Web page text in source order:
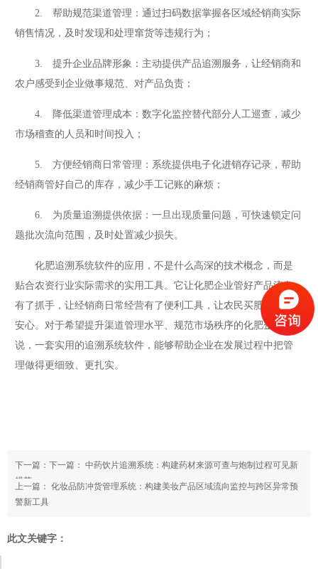
2. 帮助规范渠道管理：通过扫码数据掌握各区域经销商实际
销售情况，及时发现和处理窜货等违规行为；
3. 提升企业品牌形象：主动提供产品追溯服务，让经销商和
农户感受到企业做事规范、对产品负责；
4. 降低渠道管理成本：数字化监控替代部分人工巡查，减少
市场稽查的人员和时间投入；
5. 方便经销商日常管理：系统提供电子化进销存记录，帮助
经销商管好自己的库存，减少手工记账的麻烦；
6. 为质量追溯提供依据：一旦出现质量问题，可快速锁定问
题批次流向范围，及时处置减少损失。
化肥追溯系统软件的应用，不是什么高深的技术概念，而是
贴合农资行业实际需求的实用工具。它让化肥企业管好产品流向
有了抓手，让经销商日常经营有了便利工具，让农民买肥多一份
安心。对于希望提升渠道管理水平、规范市场秩序的化肥企业来
说，一套实用的追溯系统软件，能够帮助企业在发展过程中把管
理做得更细致、更扎实。
下一篇：下一篇：中药饮片追溯系统：构建药材来源可查与炮制过程可见新
规范
上一篇：化妆品防冲货管理系统：构建美妆产品区域流向监控与跨区异常预
警新工具
此文关键字：